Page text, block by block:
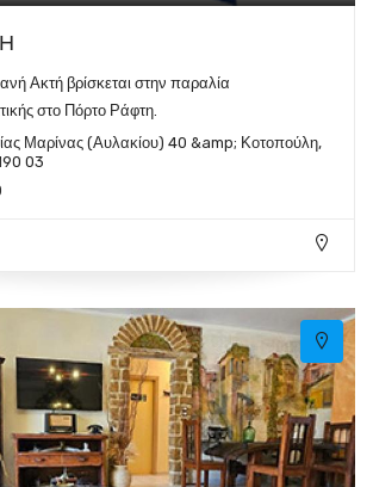
Ακτή βρίσκεται στην παραλία
στο Πόρτο Ράφτη.
Μαρίνας (Αυλακίου) 40 &amp; Κοτοπούλη,
03